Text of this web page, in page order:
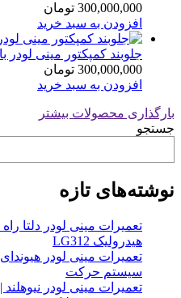
300,000,000 تومان
افزودن به سبد خرید
جلوبند کمپکتور مینی لودر
300,000,000 تومان
افزودن به سبد خرید
بارگذاری محصولات بیشتر
جستجو
نوشته‌های تازه
تعمیرات مینی لودر دلتا
هیدرولیک LG312
تعمیرات مینی لودر
سیستم حرکت
تعمیرات مینی لودر